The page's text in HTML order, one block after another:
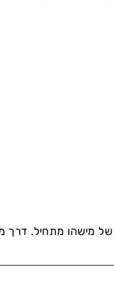
של מישהו מתחיל. דרך